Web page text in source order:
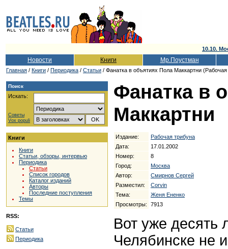
10.10.
Новости Книги Мр.Поустман
Главная / Книги / Периодика / Статьи / Фанатка в объятиях Пола Маккартни
Поиск
Искать:
Советы
Vox populi
Книги
Книги
Статьи, обзоры, интервью
Периодика
Статьи
Список городов
Каталог изданий
Авторы
Последние поступления
Темы
RSS:
Статьи
Периодика
Фанатка в
Маккартни
Издание:
Рабочая трибуна
Дата:
17.01.2002
Номер:
8
Город:
Москва
Автор:
Смирнов Сергей
Разместил:
Corvin
Тема:
Женя Ененко
Просмотры:
7913
Вот уже десять
Челябинске не